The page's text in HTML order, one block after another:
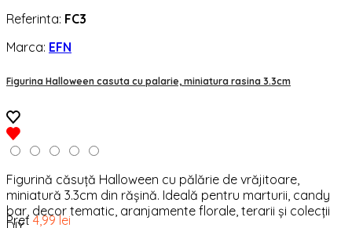
Referinta: FC3
Marca: EFN
Figurina Halloween casuta cu palarie, miniatura rasina 3.3cm
Figurină căsuță Halloween cu pălărie de vrăjitoare,
miniatură 3.3cm din rășină. Ideală pentru marturii, candy
bar, decor tematic, aranjamente florale, terarii și colecții
Pret 4,99 lei